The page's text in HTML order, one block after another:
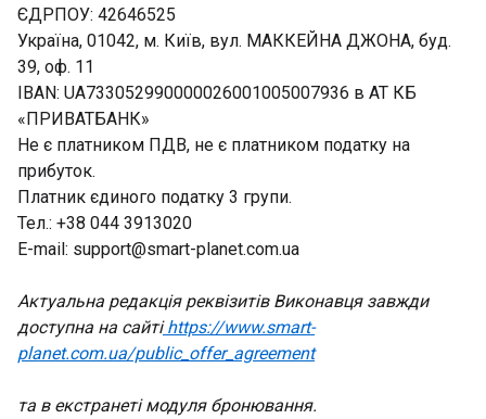
ЄДРПОУ: 42646525
Україна, 01042, м. Київ, вул. МАККЕЙНА ДЖОНА, буд.
39, оф. 11
IBAN: UA733052990000026001005007936 в АТ КБ
«ПРИВАТБАНК»
Не є платником ПДВ, не є платником податку на
прибуток.
Платник єдиного податку 3 групи.
Тел.: +38 044 3913020
E-mail: support@smart-planet.com.ua
Актуальна редакція реквізитів Виконавця завжди
доступна на сайті https://www.smart-
planet.com.ua/public_offer_agreement
та в екстранеті модуля бронювання.